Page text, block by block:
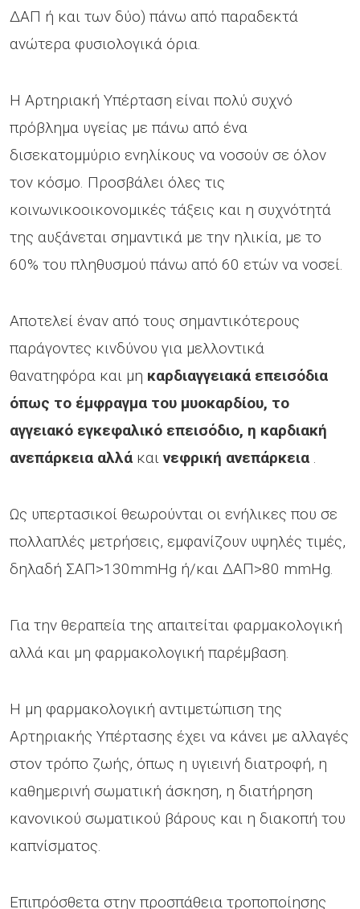
ΔΑΠ ή και των δύο) πάνω από παραδεκτά
ανώτερα φυσιολογικά όρια.
Η Αρτηριακή Υπέρταση είναι πολύ συχνό
πρόβλημα υγείας με πάνω από ένα
δισεκατομμύριο ενηλίκους να νοσούν σε όλον
τον κόσμο. Προσβάλει όλες τις
κοινωνικοοικονομικές τάξεις και η συχνότητά
της αυξάνεται σημαντικά με την ηλικία, με το
60% του πληθυσμού πάνω από 60 ετών να νοσεί.
Αποτελεί έναν από τους σημαντικότερους
παράγοντες κινδύνου για μελλοντικά
θανατηφόρα και μη καρδιαγγειακά επεισόδια
όπως το έμφραγμα του μυοκαρδίου, το
αγγειακό εγκεφαλικό επεισόδιο, η καρδιακή
ανεπάρκεια αλλά και νεφρική ανεπάρκεια .
Ως υπερτασικοί θεωρούνται οι ενήλικες που σε
πολλαπλές μετρήσεις, εμφανίζουν υψηλές τιμές,
δηλαδή ΣΑΠ>130mmHg ή/και ΔΑΠ>80 mmHg.
Για την θεραπεία της απαιτείται φαρμακολογική
αλλά και μη φαρμακολογική παρέμβαση.
Η μη φαρμακολογική αντιμετώπιση της
Αρτηριακής Υπέρτασης έχει να κάνει με αλλαγές
στον τρόπο ζωής, όπως η υγιεινή διατροφή, η
καθημερινή σωματική άσκηση, η διατήρηση
κανονικού σωματικού βάρους και η διακοπή του
καπνίσματος.
Επιπρόσθετα στην προσπάθεια τροποποίησης